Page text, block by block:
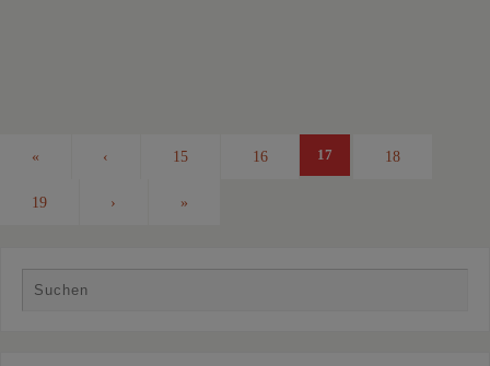
« ‹ 15 16 17 18
19 › »